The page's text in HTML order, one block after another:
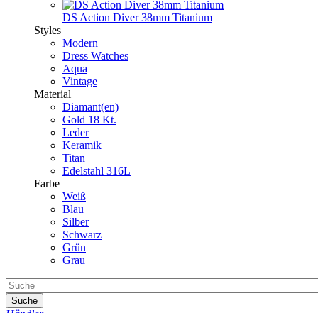
DS Action Diver 38mm Titanium
Styles
Modern
Dress Watches
Aqua
Vintage
Material
Diamant(en)
Gold 18 Kt.
Leder
Keramik
Titan
Edelstahl 316L
Farbe
Weiß
Blau
Silber
Schwarz
Grün
Grau
Suche